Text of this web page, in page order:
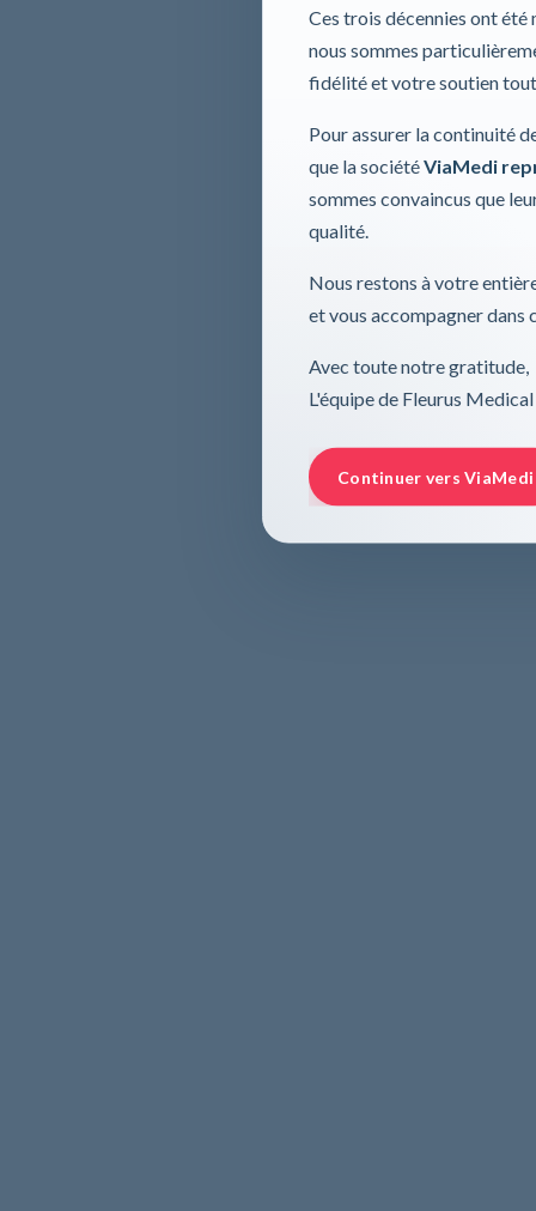
Ces trois décennies ont
nous sommes
fidélité et votre soutien
Pour assurer la continuité
que la sociétéViaMedi
sommes convaincus que
qualité.
Nous restons à votre
et vous accompagner dans
Avec toute notre gratitude,
L'équipe de Fleurus Medical
Continuer vers ViaMedi